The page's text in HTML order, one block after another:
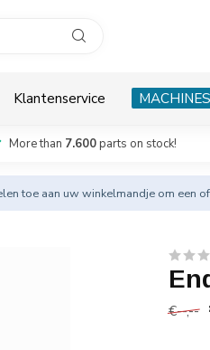
Klantenservice MACHINES
More than 7.600parts on stock!
toe aan uw winkelmandje om een
€--,--